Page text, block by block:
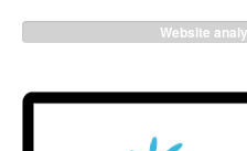
Website